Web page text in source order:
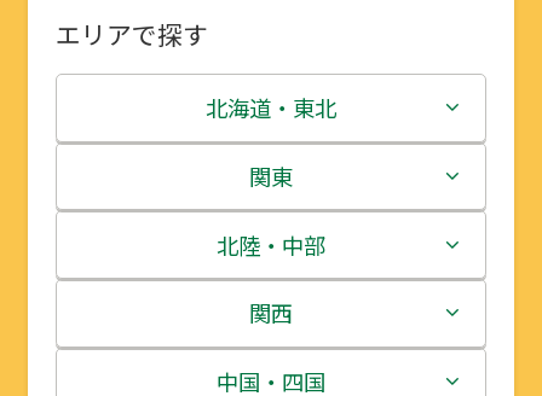
エリアで探す
北海道・東北
北海道
青森県
岩手県
宮城県
関東
茨城県
栃木県
群馬県
北陸・中部
新潟県
富山県
関西
三重県
中国・四国